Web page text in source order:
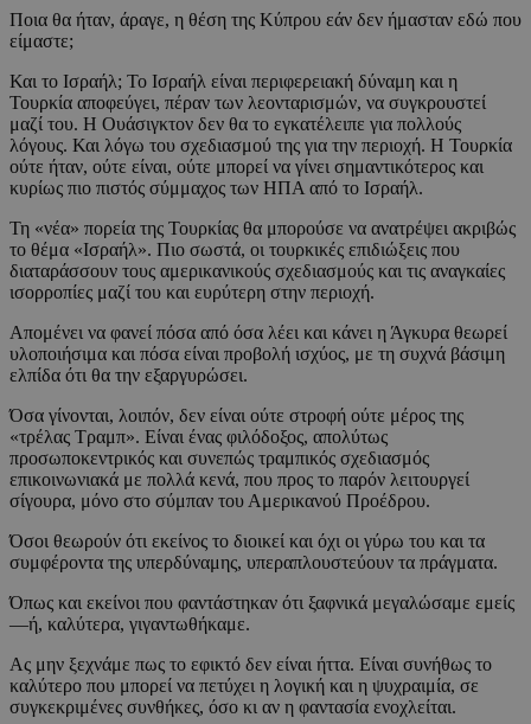
Ποια θα ήταν, άραγε, η θέση της Κύπρου εάν δεν ήμασταν εδώ που
είμαστε;
Και το Ισραήλ; Το Ισραήλ είναι περιφερειακή δύναμη και η
Τουρκία αποφεύγει, πέραν των λεονταρισμών, να συγκρουστεί
μαζί του. Η Ουάσιγκτον δεν θα το εγκατέλειπε για πολλούς
λόγους. Και λόγω του σχεδιασμού της για την περιοχή. Η Τουρκία
ούτε ήταν, ούτε είναι, ούτε μπορεί να γίνει σημαντικότερος και
κυρίως πιο πιστός σύμμαχος των ΗΠΑ από το Ισραήλ.
Τη «νέα» πορεία της Τουρκίας θα μπορούσε να ανατρέψει ακριβώς
το θέμα «Ισραήλ». Πιο σωστά, οι τουρκικές επιδιώξεις που
διαταράσσουν τους αμερικανικούς σχεδιασμούς και τις αναγκαίες
ισορροπίες μαζί του και ευρύτερη στην περιοχή.
Απομένει να φανεί πόσα από όσα λέει και κάνει η Άγκυρα θεωρεί
υλοποιήσιμα και πόσα είναι προβολή ισχύος, με τη συχνά βάσιμη
ελπίδα ότι θα την εξαργυρώσει.
Όσα γίνονται, λοιπόν, δεν είναι ούτε στροφή ούτε μέρος της
«τρέλας Τραμπ». Είναι ένας φιλόδοξος, απολύτως
προσωποκεντρικός και συνεπώς τραμπικός σχεδιασμός
επικοινωνιακά με πολλά κενά, που προς το παρόν λειτουργεί
σίγουρα, μόνο στο σύμπαν του Αμερικανού Προέδρου.
Όσοι θεωρούν ότι εκείνος το διοικεί και όχι οι γύρω του και τα
συμφέροντα της υπερδύναμης, υπεραπλουστεύουν τα πράγματα.
Όπως και εκείνοι που φαντάστηκαν ότι ξαφνικά μεγαλώσαμε εμείς
—ή, καλύτερα, γιγαντωθήκαμε.
Ας μην ξεχνάμε πως το εφικτό δεν είναι ήττα. Είναι συνήθως το
καλύτερο που μπορεί να πετύχει η λογική και η ψυχραιμία, σε
συγκεκριμένες συνθήκες, όσο κι αν η φαντασία ενοχλείται.